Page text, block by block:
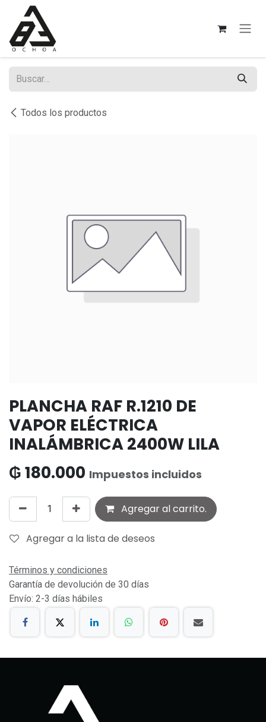
Ir al contenido
Todos los productos
PLANCHA RAF R.1210 DE
VAPOR ELÉCTRICA
INALÁMBRICA 2400W LILA
₲180.000 Impuestos incluidos
Agregar al carrito.
Agregar a la lista de deseos
Términos y condiciones
Garantía de devolución de 30 días
Envío: 2-3 días hábiles